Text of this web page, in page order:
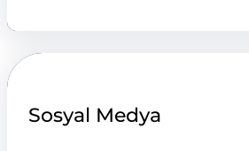
Sosyal Medya